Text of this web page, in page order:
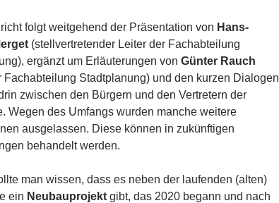
folgt weitgehend der Präsentation von Hans-
(stellvertretender Leiter der Fachabteilung
ergänzt um Erläuterungen von Günter Rauch
Fachabteilung Stadtplanung) und den kurzen Dialogen
zwischen den Bürgern und den Vertretern der
Wegen des Umfangs wurden manche weitere
ausgelassen. Diese können in zukünftigen
behandelt werden.
man wissen, dass es neben der laufenden (alten)
ein Neubauprojekt gibt, das 2020 begann und nach